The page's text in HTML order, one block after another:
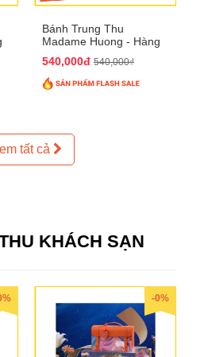
Bánh Trung Thu
Madame Huong - Hàng
540,000đ 540,000₫
tất cả
KHÁCH SẠN
-0%